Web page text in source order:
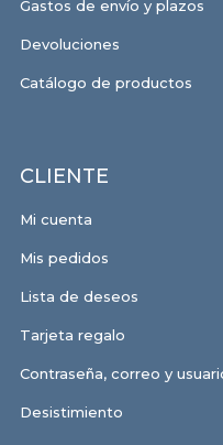
Gastos de envío y plazos
Devoluciones
Catálogo de productos
CLIENTE
Mi cuenta
Mis pedidos
Lista de deseos
Tarjeta regalo
Contraseña, correo y
Desistimiento